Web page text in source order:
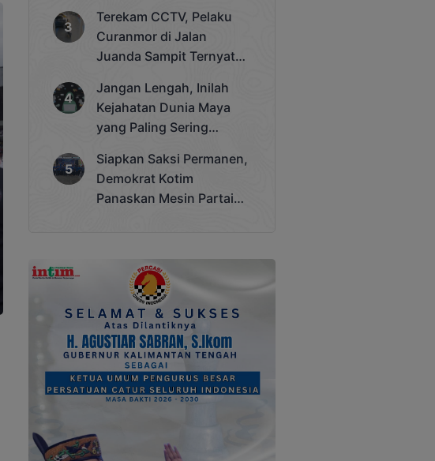
Cup 2025
Terekam CCTV, Pelaku
Curanmor di Jalan
Juanda Sampit Ternyata
Jangan Lengah, Inilah
Kejahatan Dunia Maya
yang Paling Sering
Siapkan Saksi Permanen,
Demokrat Kotim
Panaskan Mesin Partai